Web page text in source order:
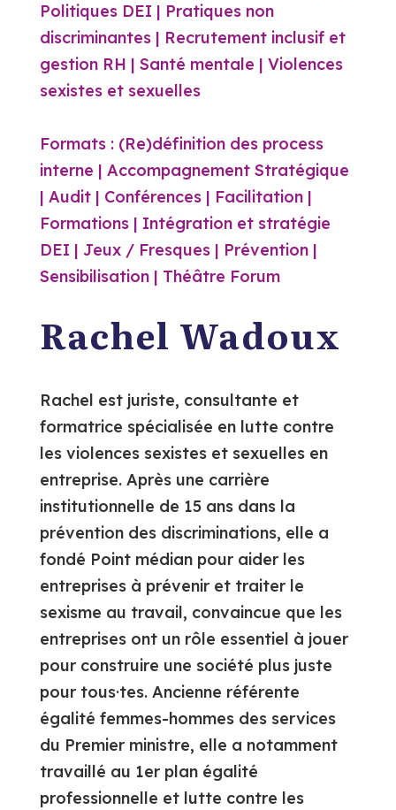
Politiques DEI | Pratiques non
discriminantes | Recrutement inclusif et
gestion RH | Santé mentale | Violences
sexistes et sexuelles
Formats : (Re)définition des process
interne | Accompagnement Stratégique
| Audit | Conférences | Facilitation |
Formations | Intégration et stratégie
DEI | Jeux / Fresques | Prévention |
Sensibilisation | Théâtre Forum
Rachel Wadoux
Rachel est juriste, consultante et
formatrice spécialisée en lutte contre
les violences sexistes et sexuelles en
entreprise. Après une carrière
institutionnelle de 15 ans dans la
prévention des discriminations, elle a
fondé Point médian pour aider les
entreprises à prévenir et traiter le
sexisme au travail, convaincue que les
entreprises ont un rôle essentiel à jouer
pour construire une société plus juste
pour tous·tes. Ancienne référente
égalité femmes-hommes des services
du Premier ministre, elle a notamment
travaillé au 1er plan égalité
professionnelle et lutte contre les